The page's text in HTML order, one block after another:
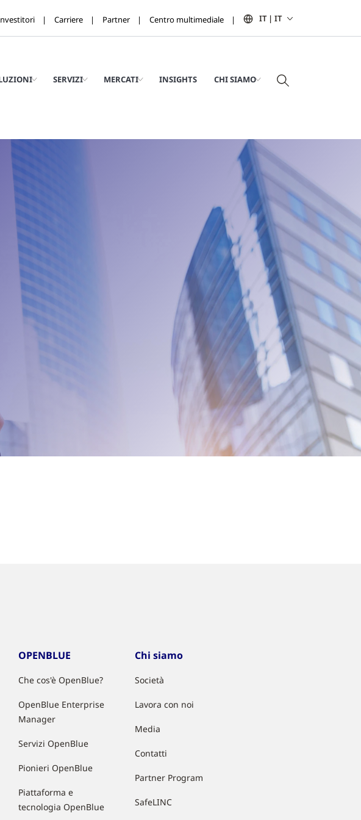
Carriere Partner Centro multimediale IT | IT
SERVIZI MERCATI INSIGHTS CHI SIAMO
OPENBLUE
Che cos'è OpenBlue?
OpenBlue Enterprise
Manager
Servizi OpenBlue
Pionieri OpenBlue
Piattaforma e
tecnologia OpenBlue
Chi siamo
Società
Lavora con noi
Media
Contatti
Partner Program
SafeLINC